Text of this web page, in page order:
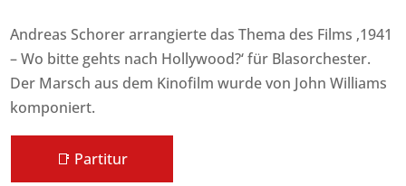
Andreas Schorer arrangierte das Thema des Films ‚1941
– Wo bitte gehts nach Hollywood?‘ für Blasorchester.
Der Marsch aus dem Kinofilm wurde von John Williams
komponiert.
📑 Partitur